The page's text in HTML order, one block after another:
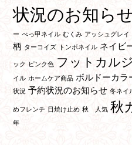
状況のお知ら
ー べっ甲ネイル むくみ アッシュグレイ
柄 ターコイズ トンボネイル ネイビ
ック ピンク色 フットカル
イル ホームケア商品 ボルドーカラ
状況 予約状況のお知らせ 冬ネイ
めフレンチ 日焼け止め 秋 人気 秋
年